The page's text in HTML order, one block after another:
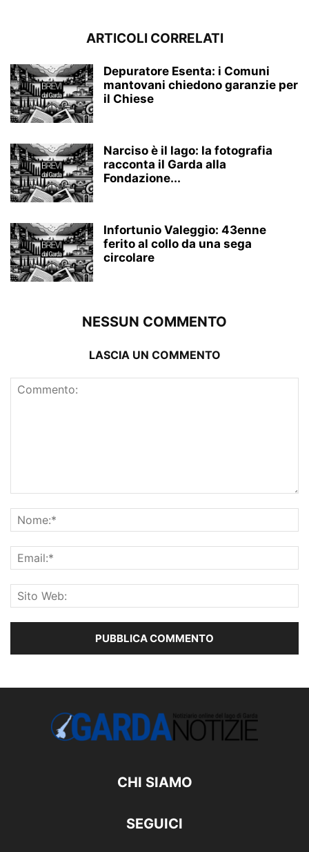
ARTICOLI CORRELATI
Depuratore Esenta: i Comuni
mantovani chiedono garanzie per
il Chiese
Narciso è il lago: la fotografia
racconta il Garda alla
Fondazione...
Infortunio Valeggio: 43enne
ferito al collo da una sega
circolare
NESSUN COMMENTO
LASCIA UN COMMENTO
CHI SIAMO
SEGUICI